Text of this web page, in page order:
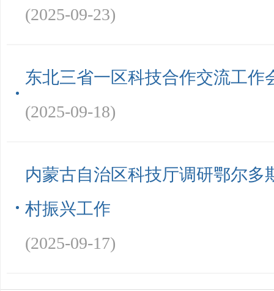
(2025-09-23)
东北三省一区科技合作交流工作
(2025-09-18)
内蒙古自治区科技厅调研鄂尔多
村振兴工作
(2025-09-17)